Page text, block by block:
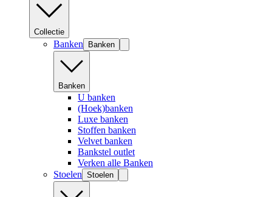
Collectie
Banken Banken
Banken
U banken
(Hoek)banken
Luxe banken
Stoffen banken
Velvet banken
Bankstel outlet
Verken alle Banken
Stoelen Stoelen